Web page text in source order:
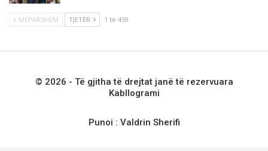
MËPARSHËM TJETËR 1 të 459
© 2026 - Të gjitha të drejtat janë të rezervuara
Kabllogrami
Punoi : Valdrin Sherifi